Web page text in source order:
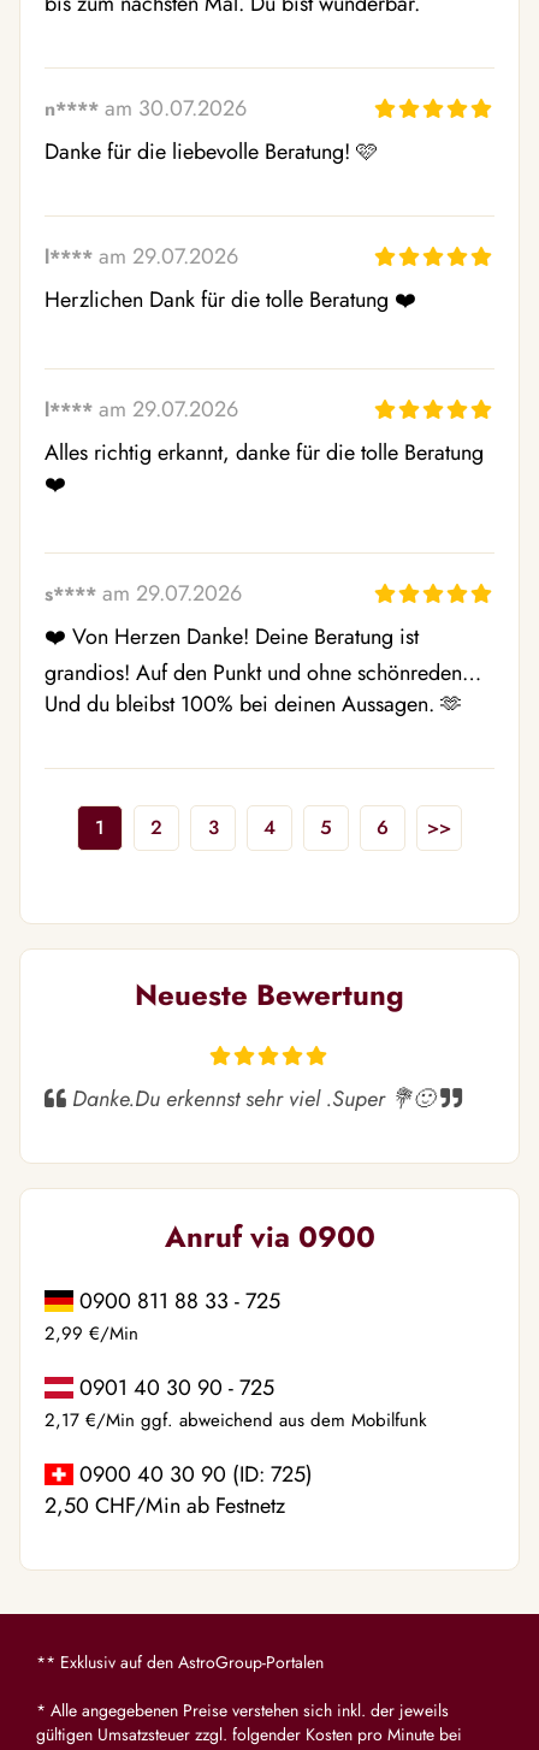
n**** am 30.07.2026
Danke für die liebevolle Beratung! 🩷
l**** am 29.07.2026
Herzlichen Dank für die tolle Beratung ❤️
l**** am 29.07.2026
Alles richtig erkannt, danke für die tolle Beratung
❤️
s**** am 29.07.2026
❤️ Von Herzen Danke! Deine Beratung ist
grandios! Auf den Punkt und ohne schönreden…
Und du bleibst 100% bei deinen Aussagen. 🫶
1 2 3 4 5 6 >>
Neueste Bewertung
Danke.Du erkennst sehr viel .Super 💐🙂
Anruf via 0900
0900 811 88 33 - 725
2,99 €/Min
0901 40 30 90 - 725
2,17 €/Min ggf. abweichend aus dem Mobilfunk
0900 40 30 90 (ID: 725)
2,50 CHF/Min ab Festnetz
** Exklusiv auf den AstroGroup-Portalen
* Alle angegebenen Preise verstehen sich inkl. der jeweils
gültigen Umsatzsteuer zzgl. folgender Kosten pro Minute bei